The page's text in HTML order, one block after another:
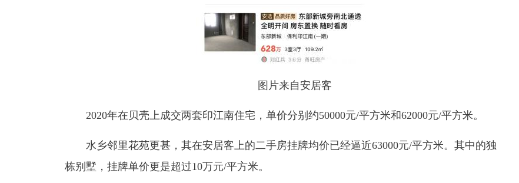
图片来自安居客
2020年在贝壳上成交两套印江南住宅，单价分别约50000元/平方米和62000元/平方米。
水乡邻里花苑更甚，其在安居客上的二手房挂牌均价已经逼近63000元/平方米。其中的独
栋别墅，挂牌单价更是超过10万元/平方米。